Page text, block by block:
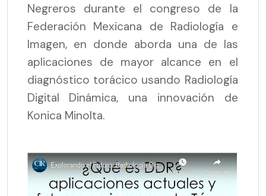
Negreros durante el congreso de la
Federación Mexicana de Radiología e
Imagen, en donde aborda una de las
aplicaciones de mayor alcance en el
diagnóstico torácico usando Radiología
Digital Dinámica, una innovación de
Konica Minolta.